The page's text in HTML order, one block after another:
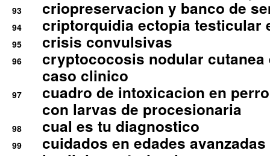
93 criopreservacion y banco de
94 criptorquidia ectopia testicular
95 crisis convulsivas
96
cryptococosis nodular cutanea
caso clinico
97
cuadro de intoxicacion en
con larvas de procesionaria
98 cual es tu diagnostico
99
cuidados en edades